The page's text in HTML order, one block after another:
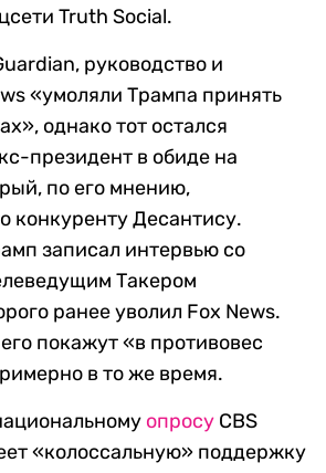
Truth Social.
руководство и
«умоляли Трампа принять
однако тот остался
президент в обиде на
по его мнению,
конкуренту Десантису.
записал интервью со
Такером
ранее уволил Fox News.
покажут «в противовес
в то же время.
опросу CBS
«колоссальную» поддержку